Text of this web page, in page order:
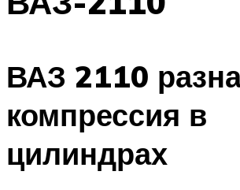
ВАЗ 2110
компрессия в
цилиндрах